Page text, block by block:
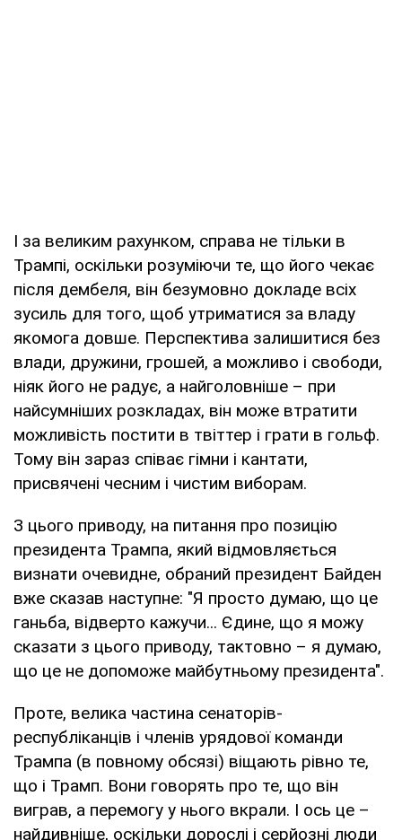
І за великим рахунком, справа не тільки в
Трампі, оскільки розуміючи те, що його чекає
після дембеля, він безумовно докладе всіх
зусиль для того, щоб утриматися за владу
якомога довше. Перспектива залишитися без
влади, дружини, грошей, а можливо і свободи,
ніяк його не радує, а найголовніше – при
найсумніших розкладах, він може втратити
можливість постити в твіттер і грати в гольф.
Тому він зараз співає гімни і кантати,
присвячені чесним і чистим виборам.
З цього приводу, на питання про позицію
президента Трампа, який відмовляється
визнати очевидне, обраний президент Байден
вже сказав наступне: "Я просто думаю, що це
ганьба, відверто кажучи... Єдине, що я можу
сказати з цього приводу, тактовно – я думаю,
що це не допоможе майбутньому президента".
Проте, велика частина сенаторів-
республіканців і членів урядової команди
Трампа (в повному обсязі) віщають рівно те,
що і Трамп. Вони говорять про те, що він
виграв, а перемогу у нього вкрали. І ось це –
найдивніше, оскільки дорослі і серйозні люди